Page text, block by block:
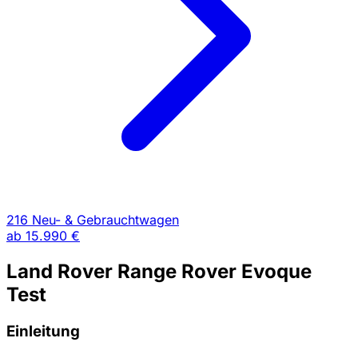
216 Neu- & Gebrauchtwagen
ab 15.990 €
Land Rover Range Rover Evoque
Test
Einleitung